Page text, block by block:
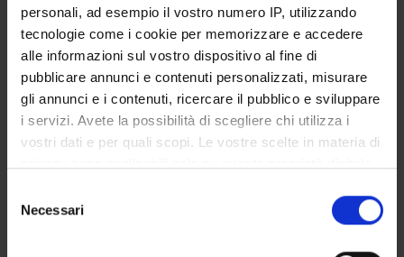
personali, ad esempio il vostro numero IP, utilizzando
tecnologie come i cookie per memorizzare e accedere
alle informazioni sul vostro dispositivo al fine di
pubblicare annunci e contenuti personalizzati, misurare
gli annunci e i contenuti, ricercare il pubblico e sviluppare
i servizi. Avete la possibilità di scegliere chi utilizza i
vostri dati e per quali scopi. Le vostre scelte in materia di
modificare o revocare il proprio consenso in qualsiasi
momento dalla Dichiarazione sui cookie o facendo clic
delNecessari
Physiology and Psychology Section
ACTIVITIES